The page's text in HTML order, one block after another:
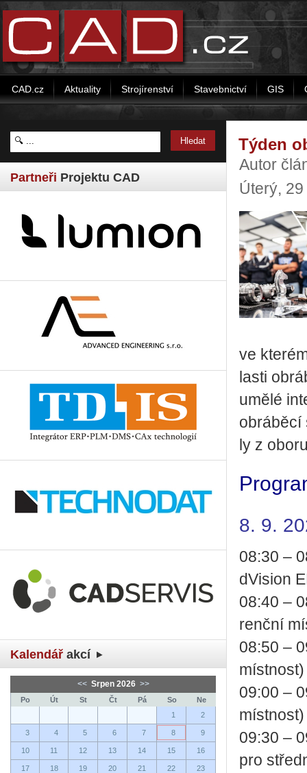
CAD.cz Aktuality Strojírenství Stavebnictví GIS
Partneři Projektu CAD
Kalendář akcí
<< Srpen 2026 >>
Po Út St Čt Pá So
Ne
1
2
3 4 5 6 7 8 9
10 11 12 13 14 15 16
17 18 19 20 21 22 23
Týden
Autor
Úterý,
ve
las­ti
umělé
ob­rá­bě­cí
ly z
8. 9.
08:30 –
dVi­si­on
08:40 –
renč­ní
08:50 –
míst­nost)​
09:00 –
míst­nost)​
09:30 –
pro